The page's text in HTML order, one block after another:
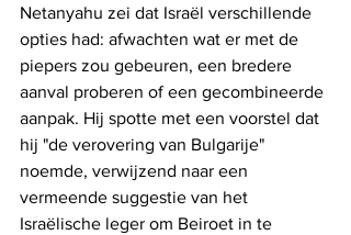
Netanyahu zei dat Israël verschillende
opties had: afwachten wat er met de
piepers zou gebeuren, een bredere
aanval proberen of een gecombineerde
aanpak. Hij spotte met een voorstel dat
hij "de verovering van Bulgarije"
noemde, verwijzend naar een
vermeende suggestie van het
Israëlische leger om Beiroet in te